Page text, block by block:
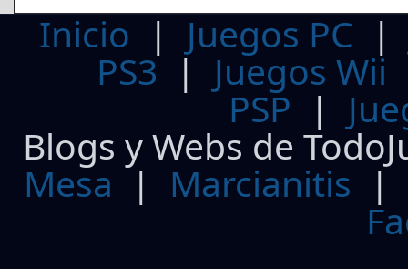
Inicio | Juegos PC
PS3| Juegos Wii
PSP |
Blogs y Webs de
Mesa | Marcianitis |